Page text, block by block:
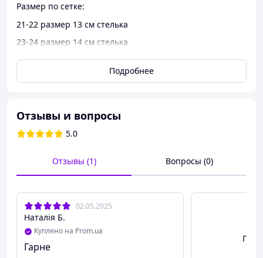
Размер по сетке:
21-22 размер 13 см стелька
23-24 размер 14 см стелька
25-26 размер 15 см стелька
27-28 размер 16 см стелька
31-32 размер 18 см стелька
33-34 размер 19 см стелька
Подробнее
Отзывы и вопросы
5.0
Отзывы (1) Вопросы (0)
02.05.2025
Наталія Б.
Куплено на Prom.ua
Гарне